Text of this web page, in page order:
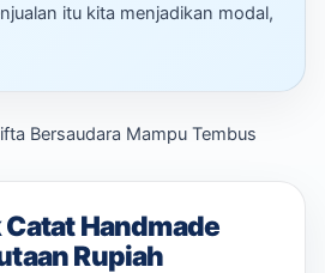
itu kita menjadikan modal,
Bersaudara Mampu Tembus
Handmade
Rupiah